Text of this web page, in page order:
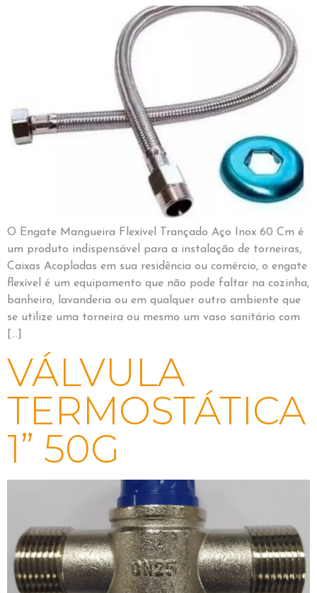
O Engate Mangueira Flexível Trançado Aço Inox 60 Cm é
um produto indispensável para a instalação de torneiras,
Caixas Acopladas em sua residência ou comércio, o engate
flexível é um equipamento que não pode faltar na cozinha,
banheiro, lavanderia ou em qualquer outro ambiente que
se utilize uma torneira ou mesmo um vaso sanitário com
[…]
VÁLVULA
TERMOSTÁTICA
1” 50G